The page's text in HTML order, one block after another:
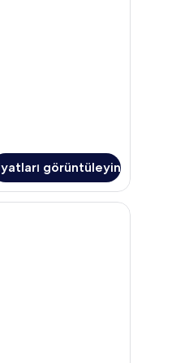
görüntüleyin
masası
Suite with Hot Tub | Anti alerjik